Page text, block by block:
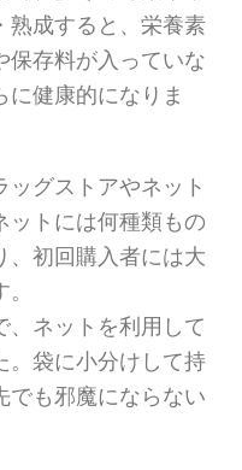
熟成すると、栄養素
保存料が入っていな
健康的になりま
ッグストアやネット
ットには何種類もの
、初回購入者には大
、ネットを利用して
。袋に小分けして持
でも邪魔にならない